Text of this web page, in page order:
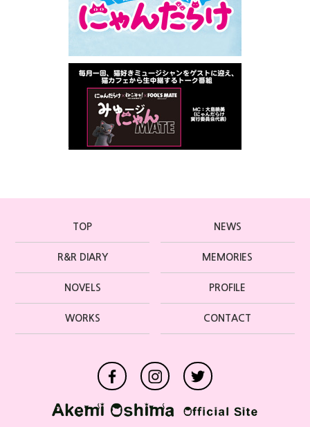
TOP NEWS
R&R DIARY MEMORIES
NOVELS PROFILE
WORKS CONTACT